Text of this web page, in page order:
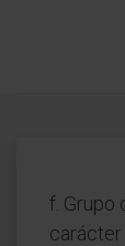
f. Grupo